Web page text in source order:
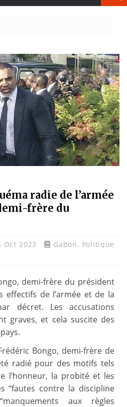
Côte
Ceuta
radie de l’armée
frère du
Oct 2023 Gabon, Politique
demi-frère du président
effectifs de l’armée et de la
décret. Les accusations
graves, et cela suscite des
Bongo, demi-frère de
radié pour des motifs tels
l’honneur, la probité et les
“fautes contre la discipline
aux règles